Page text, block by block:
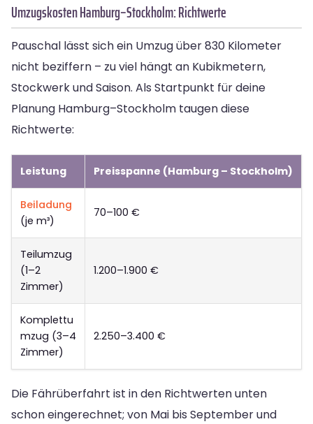
Umzugskosten Hamburg–Stockholm: Richtwerte
Pauschal lässt sich ein Umzug über 830 Kilometer
nicht beziffern – zu viel hängt an Kubikmetern,
Stockwerk und Saison. Als Startpunkt für deine
Planung Hamburg–Stockholm taugen diese
Richtwerte:
Leistung Preisspanne (Hamburg – Stockholm)
Beiladung
(je m³)
70–100 €
Teilumzug
(1–2
Zimmer)
1.200–1.900 €
Komplettu
mzug (3–4
Zimmer)
2.250–3.400 €
Die Fährüberfahrt ist in den Richtwerten unten
schon eingerechnet; von Mai bis September und